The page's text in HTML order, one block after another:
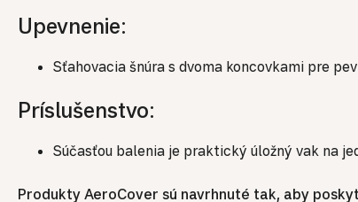
Upevnenie:
Sťahovacia šnúra s dvoma koncovkami pre
Príslušenstvo:
Súčasťou balenia je praktický úložný vak na
Produkty AeroCover sú navrhnuté tak, aby